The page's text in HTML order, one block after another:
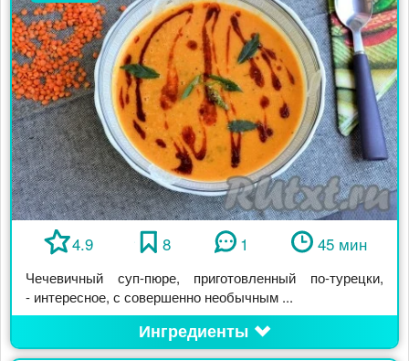
4.9 8 1 45 мин
Чечевичный суп-пюре, приготовленный по-турецки,
- интересное, с совершенно необычным ...
Ингредиенты